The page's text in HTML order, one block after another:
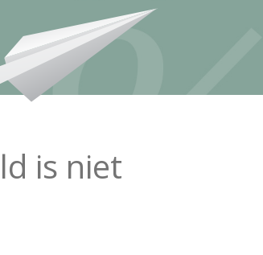
is niet